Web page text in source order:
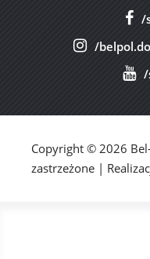
/
/
/
Copyright © 2026
zastrzeżone |